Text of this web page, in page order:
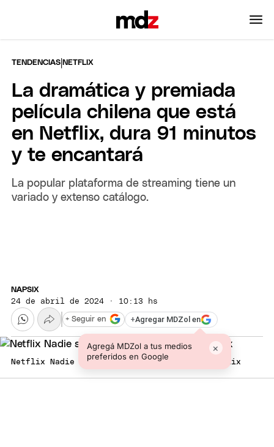
TENDENCIAS |NETFLIX
La dramática y premiada
película chilena que está
en Netflix, dura 91 minutos
y te encantará
La popular plataforma de streaming tiene un
variado y extenso catálogo.
NAPSIX
24 de abril de 2024 · 10:13 hs
+Agregar MDZol en
Agregá MDZol a tus medios
preferidos en Google
×
+ Seguir en
Netflix Nadie sabe que estoy aquí Foto: Netflix